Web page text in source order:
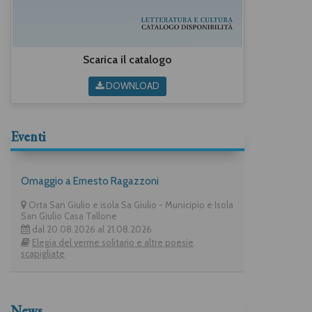
Scarica il catalogo
DOWNLOAD
Eventi
Omaggio a Ernesto Ragazzoni
Orta San Giulio e isola Sa Giulio - Municipio e Isola
San Giulio Casa Tallone
dal 20.08.2026 al 21.08.2026
Elegia del verme solitario e altre poesie
scapigliate